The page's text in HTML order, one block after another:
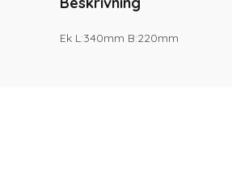
Ek L:340mm B:220mm